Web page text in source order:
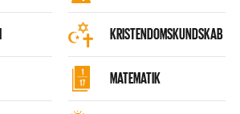
KRISTENDOMSKUNDSKAB
MATEMATIK